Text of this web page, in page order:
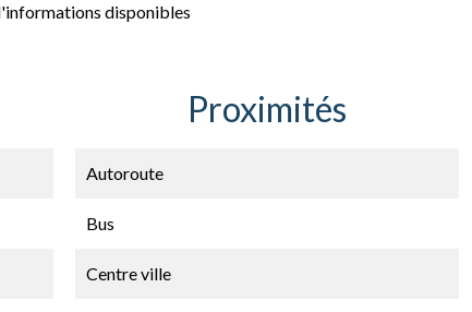
disponibles
Proximités
Autoroute
Bus
Centre ville